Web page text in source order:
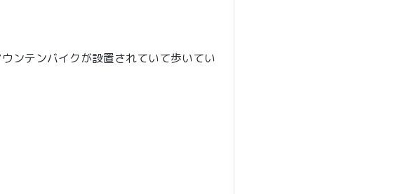
ンテンバイクが設置されていて歩いてい